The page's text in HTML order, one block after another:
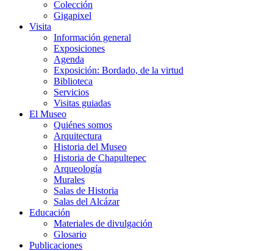
Colección
Gigapixel
Visita
Información general
Exposiciones
Agenda
Exposición: Bordado, de la virtud
Biblioteca
Servicios
Visitas guiadas
El Museo
Quiénes somos
Arquitectura
Historia del Museo
Historia de Chapultepec
Arqueología
Murales
Salas de Historia
Salas del Alcázar
Educación
Materiales de divulgación
Glosario
Publicaciones